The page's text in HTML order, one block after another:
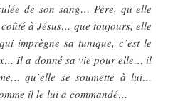
de son sang… Père, qu’elle
à Jésus… que toujours, elle
imprègne sa tunique, c’est le
Il a donné sa vie pour elle… il
qu’elle se soumette à lui…
il le lui a commandé…